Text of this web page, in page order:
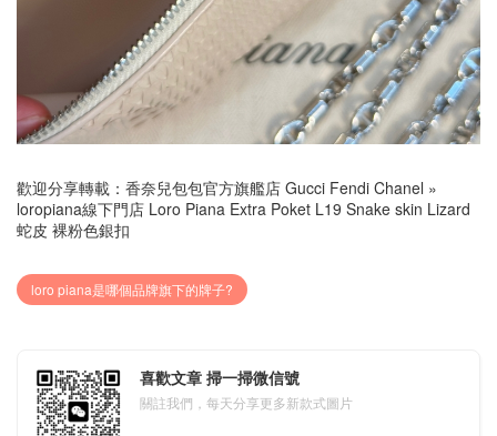
歡迎分享轉載： 香奈兒包包官方旗艦店 Gucci Fendi Chanel »
loropiana線下門店 Loro Piana Extra Poket L19 Snake skin Lizard
蛇皮 裸粉色銀扣
loro piana是哪個品牌旗下的牌子?
喜歡文章 掃一掃微信號
關註我們，每天分享更多新款式圖片